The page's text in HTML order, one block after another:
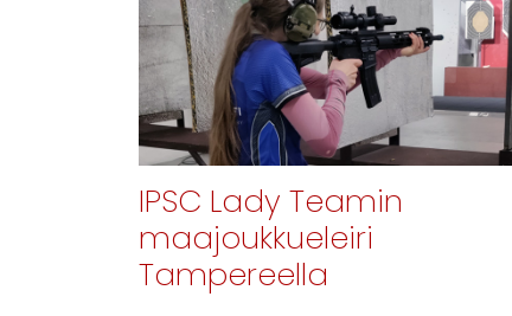
IPSC Lady Teamin
maajoukkueleiri
Tampereella